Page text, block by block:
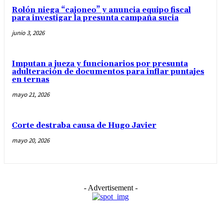
Rolón niega “cajoneo” y anuncia equipo fiscal
para investigar la presunta campaña sucia
junio 3, 2026
Imputan a jueza y funcionarios por presunta
adulteración de documentos para inflar puntajes
en ternas
mayo 21, 2026
Corte destraba causa de Hugo Javier
mayo 20, 2026
- Advertisement -